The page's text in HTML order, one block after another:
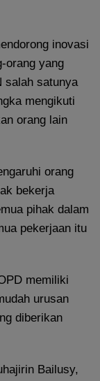
inovasi
orang yang
salah satunya
mengikuti
orang lain
orang
bekerja
pihak dalam
pekerjaan itu
memiliki
urusan
diberikan
Bailusy,